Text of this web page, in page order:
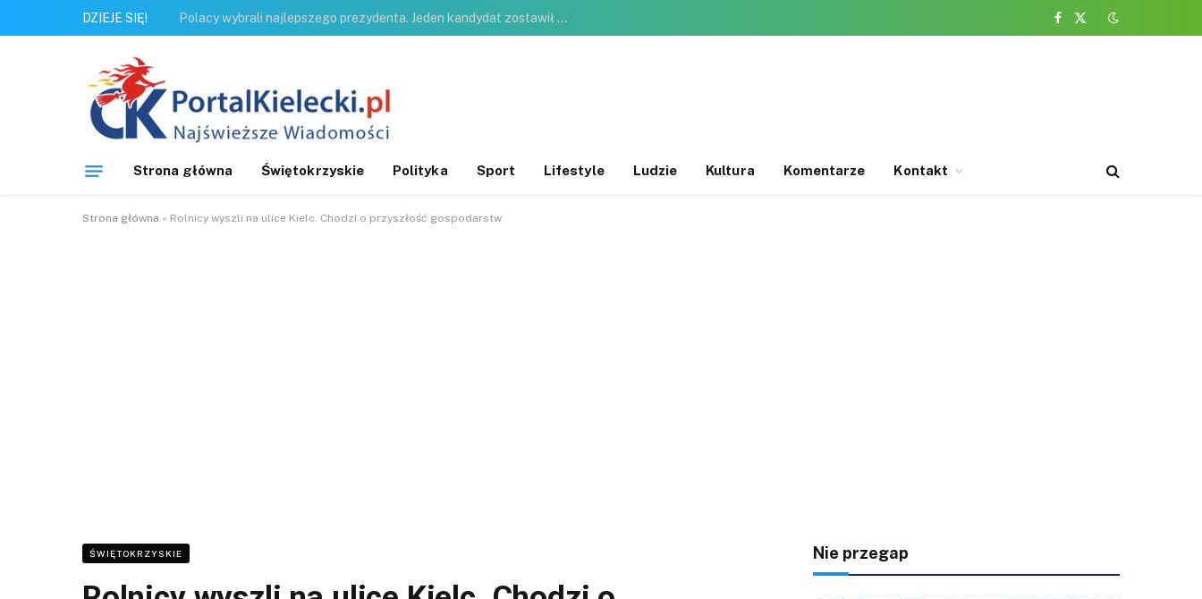
DZIEJE SIĘ! Polacy wybrali najlepszego prezydenta. Jeden kandydat zostawił konkurencję daleko w tyle
Facebook
X
Strona główna Świętokrzyskie Polityka Sport Lifestyle Ludzie Kultura Komentarze Kontakt
Strona główna » Rolnicy wyszli na ulice Kielc. Chodzi o przyszłość gospodarstw
ŚWIĘTOKRZYSKIE Nie przegap